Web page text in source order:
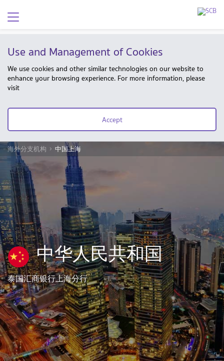
Use and Management of Cookies
We use cookies and other similar technologies on our website to
enhance your browsing experience. For more information, please
visit
Accept
海外分支机构 中国上海
中华人民共和国
泰国汇商银行上海分行